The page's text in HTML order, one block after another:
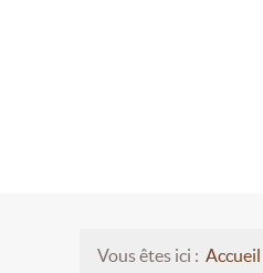
Vous êtes ici : Accueil